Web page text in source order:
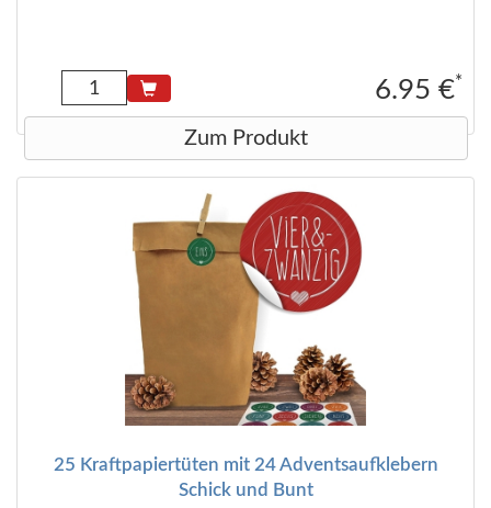
6.95 €*
Zum Produkt
25 Kraftpapiertüten mit 24 Adventsaufklebern
Schick und Bunt